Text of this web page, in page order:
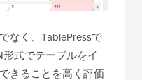
なく、TablePressで
形式でテーブルをイ
きることを高く評価